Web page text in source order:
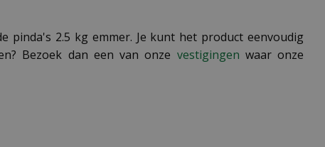
pinda's 2.5 kg emmer. Je kunt het product eenvoudig
Bezoek dan een van onze vestigingen waar onze